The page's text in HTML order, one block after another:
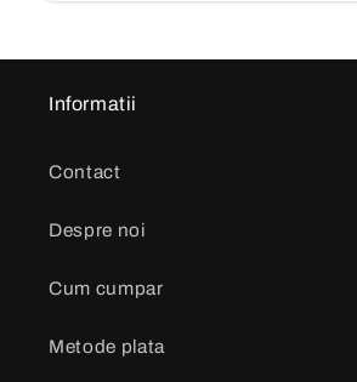
Informatii
Contact
Despre noi
Cum cumpar
Metode plata